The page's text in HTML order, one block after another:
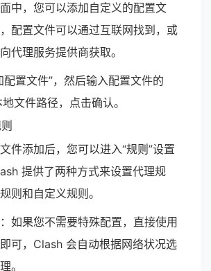
中，您可以添加自定义的配置文
配置文件可以通过互联网找到，或
代理服务提供商获取。
配置文件”，然后输入配置文件的
文件路径，点击确认。
件添加后，您可以进入“规则”设置
提供了两种方式来设置代理规
则和自定义规则。
：如果您不需要特殊配置，直接使用
可，Clash 会自动根据网络状况选
。